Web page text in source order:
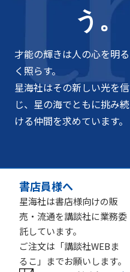
う。
才能の輝きは人の心を明る
く照らす。
星海社はその新しい光を信
じ、星の海でともに挑み続
ける仲間を求めています。
書店員様へ
星海社は書店様向けの販
売・流通を講談社に業務委
託しています。
ご注文は「講談社WEBま
るこ」までお願いします。